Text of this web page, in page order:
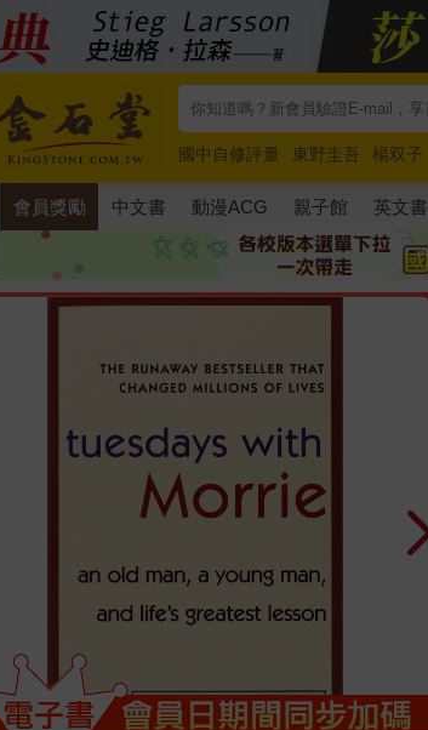
國中自修評量 東野圭吾 楊双子
唯紅花綻放
奧德賽 路邊攤新作
會員獎勵 中文書 動漫ACG 親子館 英文書